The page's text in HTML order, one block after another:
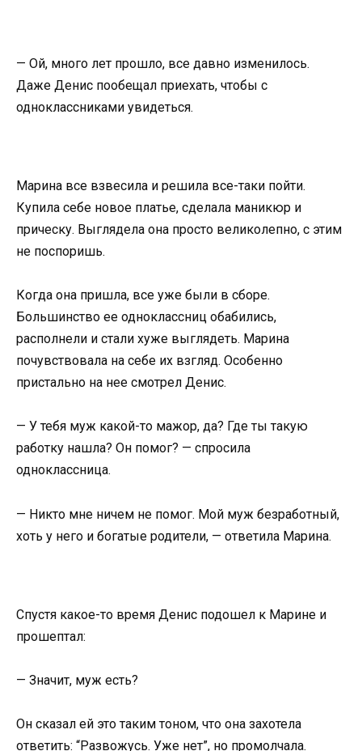
— Ой, много лет прошло, все давно изменилось.
Даже Денис пообещал приехать, чтобы с
одноклассниками увидеться.
Марина все взвесила и решила все-таки пойти.
Купила себе новое платье, сделала маникюр и
прическу. Выглядела она просто великолепно, с этим
не поспоришь.
Когда она пришла, все уже были в сборе.
Большинство ее одноклассниц обабились,
располнели и стали хуже выглядеть. Марина
почувствовала на себе их взгляд. Особенно
пристально на нее смотрел Денис.
— У тебя муж какой-то мажор, да? Где ты такую
работку нашла? Он помог? — спросила
одноклассница.
— Никто мне ничем не помог. Мой муж безработный,
хоть у него и богатые родители, — ответила Марина.
Спустя какое-то время Денис подошел к Марине и
прошептал:
— Значит, муж есть?
Он сказал ей это таким тоном, что она захотела
ответить: “Развожусь. Уже нет”, но промолчала.